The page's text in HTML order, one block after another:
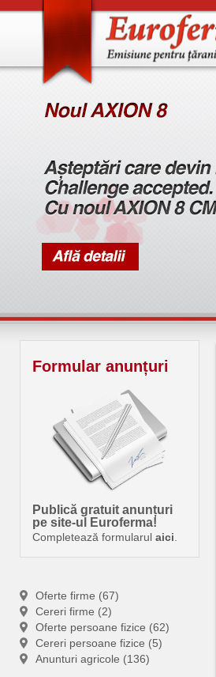
Formular anunțuri
Publică gratuit anunțuri
pe site-ul Euroferma!
Completează formularul aici
Oferte firme (67)
Cereri firme (2)
Oferte persoane fizice (62)
Cereri persoane fizice (5)
Anunturi agricole (136)